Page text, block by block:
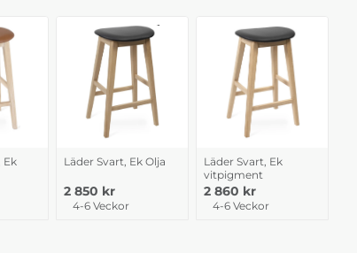
Ek
Läder Svart, Ek Olja
2 850 kr
4-6 Veckor
Läder Svart, Ek
vitpigment
2 860 kr
4-6 Veckor